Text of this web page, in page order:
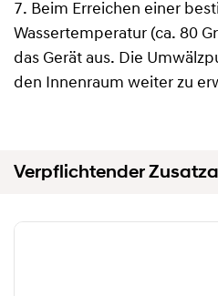
7. Beim Erreichen einer
Wassertemperatur (ca. 80
das Gerät aus. Die
den Innenraum weiter zu
Verpflichtender